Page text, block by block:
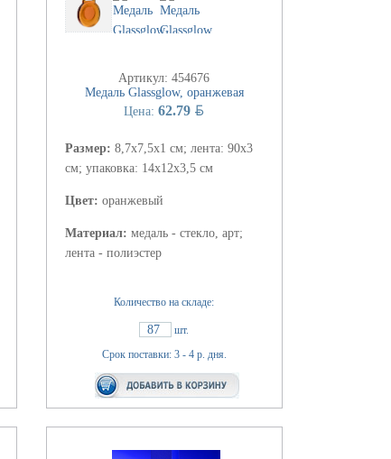
Артикул: 454676
Медаль Glassglow, оранжевая
Цена: 62.79 BYN
Размер: 8,7х7,5х1 см; лента: 90х3
см; упаковка: 14х12х3,5 см
Цвет: оранжевый
Материал: медаль - стекло, арт;
лента - полиэстер
Количество на складе:
87
шт.
Срок поставки: 3 - 4 р. дня.